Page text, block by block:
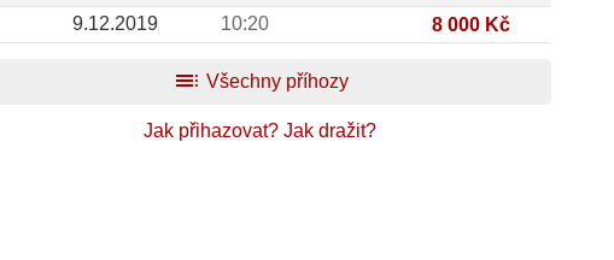
9.12.2019
10:20 8 000 Kč
toc Všechny příhozy
Jak přihazovat? Jak dražit?